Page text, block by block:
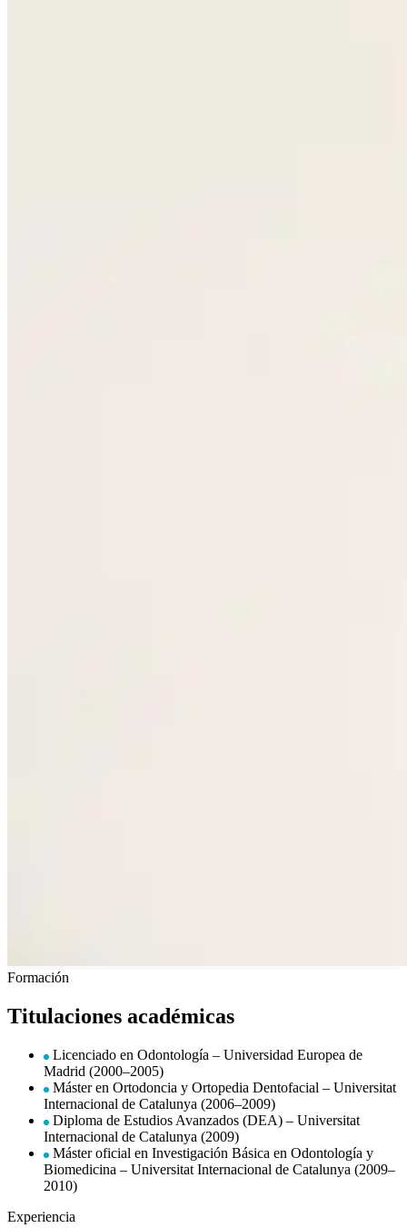
Formación
Titulaciones académicas
Licenciado en Odontología – Universidad Europea de
Madrid (2000–2005)
Máster en Ortodoncia y Ortopedia Dentofacial – Universitat
Internacional de Catalunya (2006–2009)
Diploma de Estudios Avanzados (DEA) – Universitat
Internacional de Catalunya (2009)
Máster oficial en Investigación Básica en Odontología y
Biomedicina – Universitat Internacional de Catalunya (2009–
2010)
Experiencia